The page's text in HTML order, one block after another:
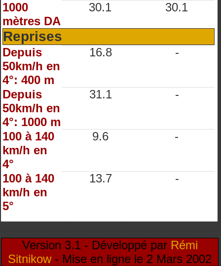
1000
mètres DA
30.1 30.1
Reprises
Depuis
50km/h en
4°: 400 m
16.8 -
Depuis
50km/h en
4°: 1000 m
31.1 -
100 à 140
km/h en
4°
9.6 -
100 à 140
km/h en
5°
13.7 -
Version 3.1 - Développé par Rémi
Sitnikow- Mise en ligne le 2 Mars 2002